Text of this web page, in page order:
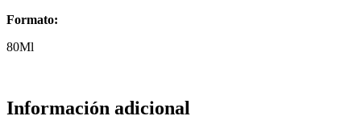
Formato:
80Ml
Información adicional